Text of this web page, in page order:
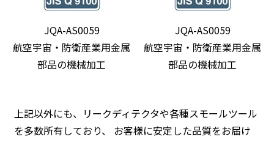
JQA-AS0059
航空宇宙・防衛産業用金属
部品の機械加工
JQA-AS0059
航空宇宙・防衛産業用金属
部品の機械加工
上記以外にも、リークディテクタや各種スモールツール
を多数所有しており、 お客様に安定した品質をお届け